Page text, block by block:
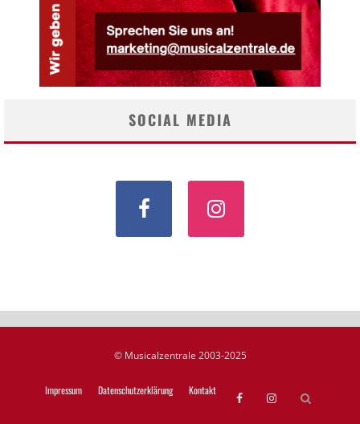
SOCIAL MEDIA
© Musicalzentrale 2003-2025
Impressum Datenschutzerklärung Kontakt